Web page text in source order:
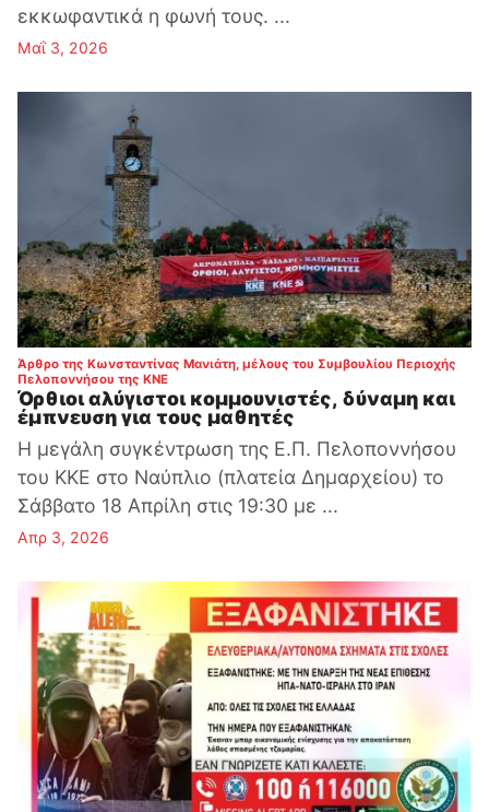
εκκωφαντικά η φωνή τους. ...
Μαΐ 3, 2026
Άρθρο της Κωνσταντίνας Μανιάτη, μέλους του Συμβουλίου Περιοχής
Πελοποννήσου της ΚΝΕ:
Όρθιοι αλύγιστοι κομμουνιστές, δύναμη και
έμπνευση για τους μαθητές
Η μεγάλη συγκέντρωση της Ε.Π. Πελοποννήσου
του ΚΚΕ στο Ναύπλιο (πλατεία Δημαρχείου) το
Σάββατο 18 Απρίλη στις 19:30 με ...
Απρ 3, 2026